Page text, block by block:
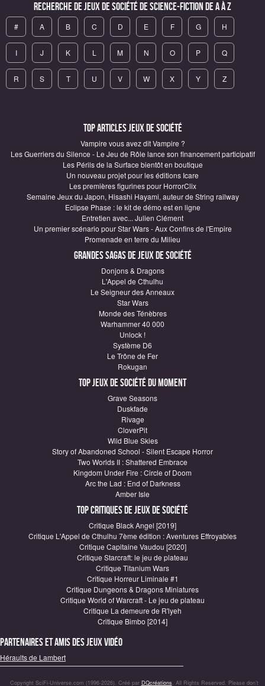
Recherche de Jeux de société de science-fiction de A à Z
# A B C D E F G H
I J K L M N O P Q
R S T U V W X Y Z
Top articles Jeux de société
Vampire vous avez dit Vampire ?
Les Guerriers du Silence - Le Jeu de Rôle lance son financement participatif
Les Périls de la Surface bientôt en boutique
Un nouveau projet pour les éditions Icare
Les premières figurines pour HorrorClix
Semaine Jeux du Japon, Hisashi Hayami, auteur de String railway
Eclipse Phase : le kit de démo est en ligne
Entretien avec... Julien Clément
Un premier scénario pour Star Wars - Aux Confins de l'Empire
Promenade en terre du Milieu
Grandes sagas de Jeux de société
Donjons & Dragons
L'Appel de Cthulhu
Le Seigneur des Anneaux
Star Wars
Monde des Ténèbres
Warhammer 40 000
Unlock !
Système D6
Le Trône de Fer
Rokugan
Top Jeux de société du moment
Grave Seasons
Duskfade
Rivage
CloverPit
Wild Blue Skies
Story of Abandoned School - Silent Escape Horror
Two Worlds II : Shattered Embrace
Kingdom Under Fire : Circle of Doom
Arc the Lad : End of Darkness
Amber Isle
Top critiques de Jeux de société
Critique Black Angel [2019]
Critique L'Appel de Cthulhu 7ème édition : Aventures Effroyables
Critique Capitaine Vaudou [2020]
Critique Starcraft: le jeu de plateau
Critique Titanium Wars
Critique Horreur Liminale #1
Critique Dungeons & Dragons Miniatures
Critique World of Warcraft - Le jeu de plateau
Critique La demeure de R'lyeh
Critique Bimbo [2014]
Partenaires et amis des jeux vidéo
Héraults de Lambert
Copyright SciFi-Universe.com (1996-2026). Créé par DQcréations. All Rights Reserved. Please don’t